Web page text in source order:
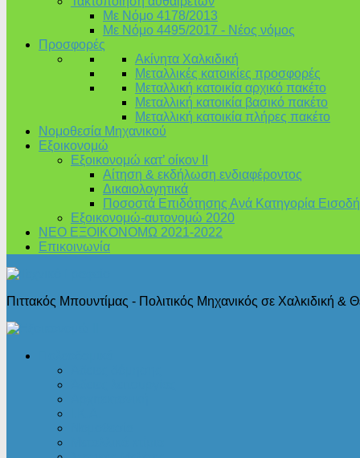
Με Νόμο 4178/2013
Με Νόμο 4495/2017 - Νέος νόμος
Προσφορές
Ακίνητα Χαλκιδική
Μεταλλικές κατοικίες προσφορές
Μεταλλική κατοικία αρχικό πακέτο
Μεταλλική κατοικία βασικό πακέτο
Μεταλλική κατοικία πλήρες πακέτο
Νομοθεσία Μηχανικού
Εξοικονομώ
Εξοικονομώ κατ’ οίκον II
Αίτηση & εκδήλωση ενδιαφέροντος
Δικαιολογητικά
Ποσοστά Επιδότησης Ανά Κατηγορία
Εξοικονομώ-αυτονομώ 2020
ΝΕΟ ΕΞΟΙΚΟΝΟΜΩ 2021-2022
Επικοινωνία
Πιττακός Μπουντίμας - Πολιτικός Μηχανικός σε Χαλκιδική &